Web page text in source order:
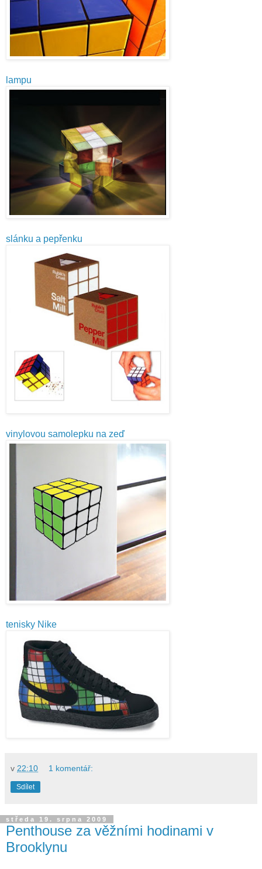
lampu
slánku a pepřenku
vinylovou samolepku na zeď
tenisky Nike
v 22:10 1 komentář:
Sdílet
středa 19. srpna 2009
Penthouse za věžními hodinami v
Brooklynu